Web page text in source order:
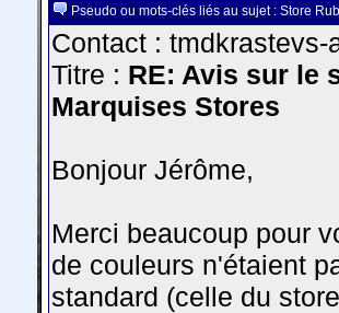
Pseudo ou mots-clés liés au sujet : Store
Contact :
Titre : RE: Avis sur le
Marquises Stores
Bonjour Jérôme,
Merci beaucoup pour
de couleurs n'étaient
standard (celle du